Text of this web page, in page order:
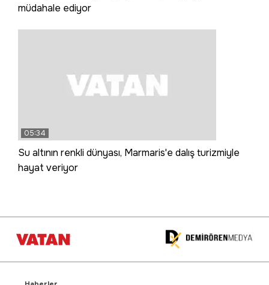
müdahale ediyor
05:34
Su altının renkli dünyası, Marmaris'e dalış turizmiyle
hayat veriyor